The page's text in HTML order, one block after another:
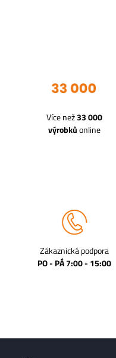
Více než33 000
výrobkůonline
Zákaznická podpora
PO - PÁ 7:00 - 15:00